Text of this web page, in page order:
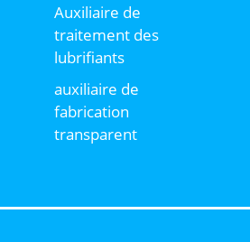
Auxiliaire de
traitement des
lubrifiants
auxiliaire de
fabrication
transparent